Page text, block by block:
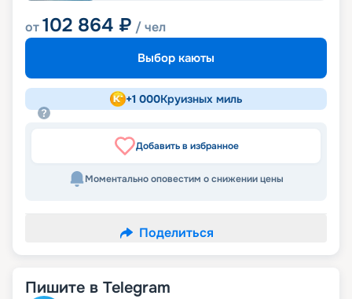
от102 864 ₽ / чел
Выбор каюты
+1 000Круизных миль
Добавить в избранное
Моментально оповестим о снижении цены
Поделиться
Пишите в Telegram